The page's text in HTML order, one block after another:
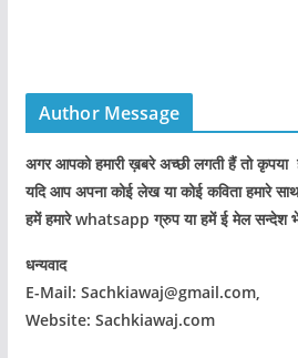
Author Message
अगर आपको हमारी ख़बरे अच्छी लगती हैं तो
यदि आप अपना कोई लेख या कोई कविता हमारे
हमें हमारे whatsapp ग्रुप या हमें ई मेल सन्देश
धन्यवाद
E-Mail: Sachkiawaj@gmail.com,
Website: Sachkiawaj.com